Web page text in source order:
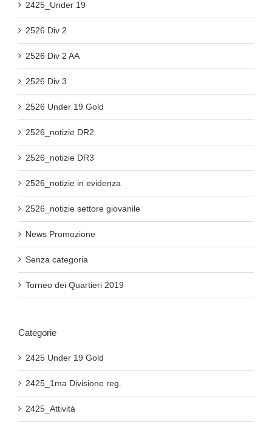
2425_Under 19
2526 Div 2
2526 Div 2 AA
2526 Div 3
2526 Under 19 Gold
2526_notizie DR2
2526_notizie DR3
2526_notizie in evidenza
2526_notizie settore giovanile
News Promozione
Senza categoria
Torneo dei Quartieri 2019
Categorie
2425 Under 19 Gold
2425_1ma Divisione reg.
2425_Attività